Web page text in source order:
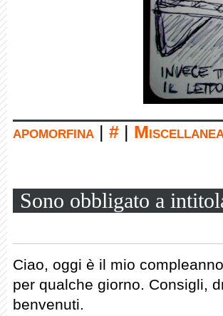
apomorfina #
Sono obbligato a
Ciao, oggi è il mio
per qualche giorno. Consigli,
benvenuti.